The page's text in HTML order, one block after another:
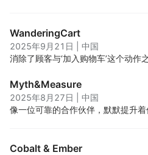
WanderingCart
2025年9月21日
中国
消除了顾客与‘加入购物车’这个动作
Myth&Measure
2025年8月27日
中国
像一位可靠的合作伙伴，默默提升着
Cobalt & Ember